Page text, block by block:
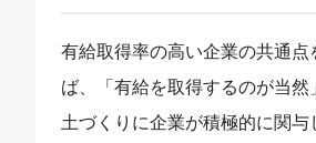
有給取得率の高い企業の共通点
ば、「有給を取得するのが当
土づくりに企業が積極的に関